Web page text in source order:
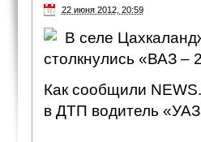
22 июня 2012, 20:59
В селе
столкнулись «ВАЗ –
Как сообщили
в ДТП водитель